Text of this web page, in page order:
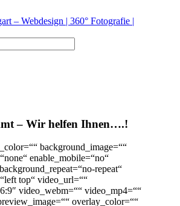
– Wir helfen Ihnen….!
background_image=““
enable_mobile=“no“
repeat“
top“ video_url=““
video_webm=““ video_mp4=““
overlay_color=““